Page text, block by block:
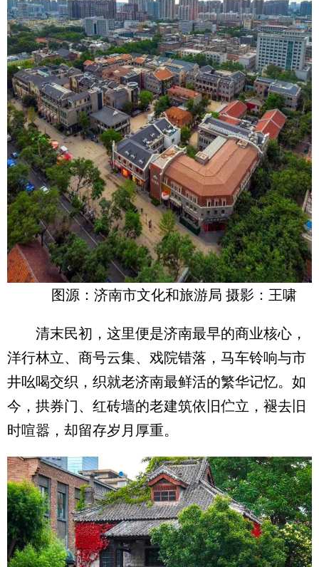
图源：济南市文化和旅游局 摄影：王啸
清末民初，这里便是济南最早的商业核心，
洋行林立、商号云集、戏院错落，马车铃响与市
井吆喝交织，织就老济南最鲜活的繁华记忆。如
今，拱券门、红砖墙的老建筑依旧伫立，褪去旧
时喧嚣，却留存岁月厚重。